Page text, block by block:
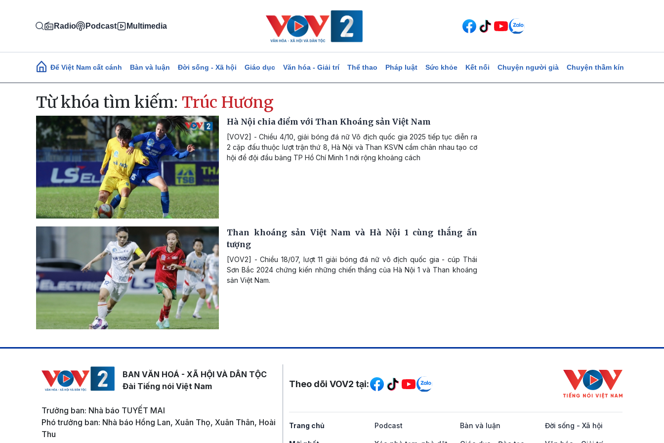
Radio Podcast Multimedia
Main navigation
Để Việt Nam cất cánh Bàn và luận Đời sống - Xã hội Giáo dục Văn hóa - Giải trí Thể thao Pháp luật Sức khỏe Kết nối Chuyện người già Chuyện thầm kín
Từ khóa tìm kiếm: Trúc Hương
Hà Nội chia điểm với Than Khoáng sản Việt Nam
[VOV2] - Chiều 4/10, giải bóng đá nữ Vô địch quốc gia 2025 tiếp tục diễn ra
2 cặp đấu thuộc lượt trận thứ 8, Hà Nội và Than KSVN cầm chân nhau tạo cơ
hội để đội đầu bảng TP Hồ Chí Minh 1 nới rộng khoảng cách
Than khoáng sản Việt Nam và Hà Nội 1 cùng thắng ấn
tượng
[VOV2] - Chiều 18/07, lượt 11 giải bóng đá nữ vô địch quốc gia - cúp Thái
Sơn Bắc 2024 chứng kiến những chiến thắng của Hà Nội 1 và Than khoáng
sản Việt Nam.
BAN VĂN HOÁ - XÃ HỘI VÀ DÂN TỘC
Đài Tiếng nói Việt Nam
Trưởng ban: Nhà báo TUYẾT MAI
Phó trưởng ban: Nhà báo Hồng Lan, Xuân Thọ, Xuân Thân, Hoài
Thu
Mạng xã hội
Theo dõi VOV2 tại:
Trang chủ Podcast Bàn và luận Đời sống - Xã hội